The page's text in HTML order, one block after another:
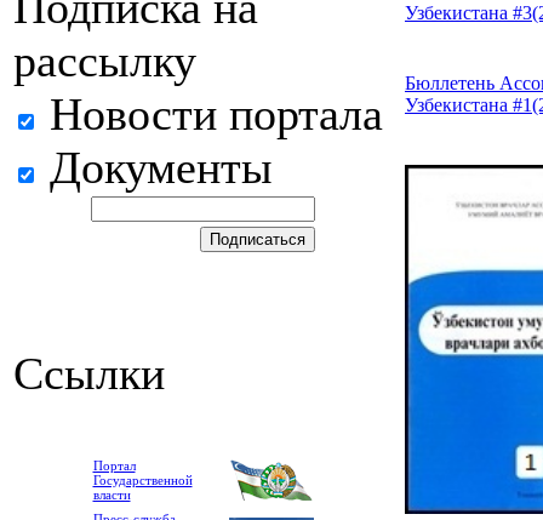
рассылку
Новости портала
Документы
Ссылки
Портал
Государственной
власти
Узбекистана
Бюллетень
Узбекистана